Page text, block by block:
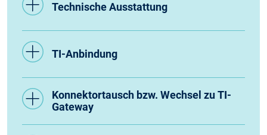
Technische Ausstattung
TI-Anbindung
Konnektortausch bzw. Wechsel zu TI-
Gateway